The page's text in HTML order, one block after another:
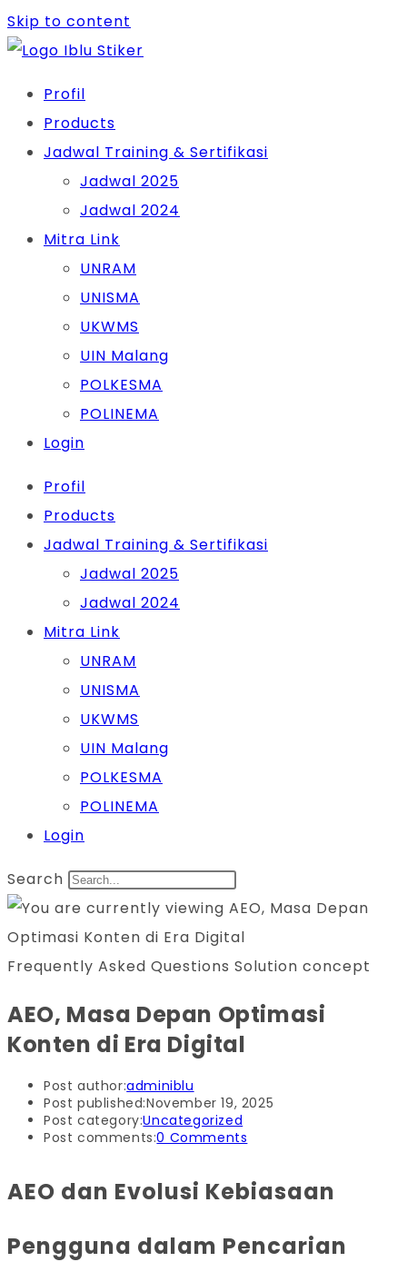
Skip to content
Profil
Products
Jadwal Training & Sertifikasi
Jadwal 2025
Jadwal 2024
Mitra Link
UNRAM
UNISMA
UKWMS
UIN Malang
POLKESMA
POLINEMA
Login
Profil
Products
Jadwal Training & Sertifikasi
Jadwal 2025
Jadwal 2024
Mitra Link
UNRAM
UNISMA
UKWMS
UIN Malang
POLKESMA
POLINEMA
Login
Search
Frequently Asked Questions Solution concept
AEO, Masa Depan Optimasi
Konten di Era Digital
Post author:adminiblu
Post published:November 19, 2025
Post category:Uncategorized
Post comments:0 Comments
AEO dan Evolusi Kebiasaan
Pengguna dalam Pencarian